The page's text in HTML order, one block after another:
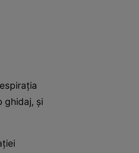
ghidaj, și